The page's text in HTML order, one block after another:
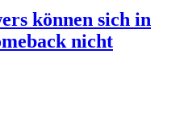
können sich in
nicht